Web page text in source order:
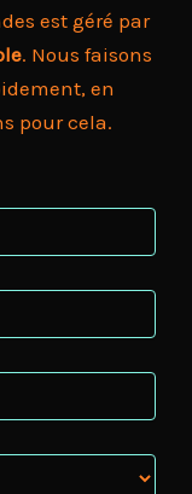
est géré par
. Nous faisons
en
pour cela.